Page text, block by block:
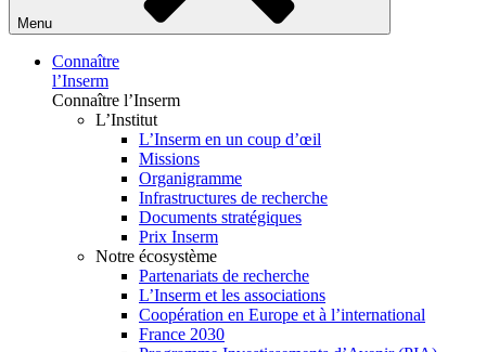
Menu
Connaître
l’Inserm
Connaître l’Inserm
L’Institut
L’Inserm en un coup d’œil
Missions
Organigramme
Infrastructures de recherche
Documents stratégiques
Prix Inserm
Notre écosystème
Partenariats de recherche
L’Inserm et les associations
Coopération en Europe et à l’international
France 2030